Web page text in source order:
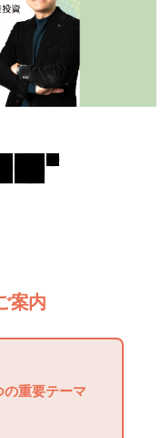
案内
の重要テーマ